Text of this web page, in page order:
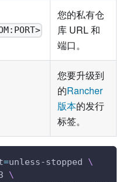
您的私有仓
库 URL 和
端口。
您要升级到
的Rancher
版本的发行
标签。
=unless-stopped \
\